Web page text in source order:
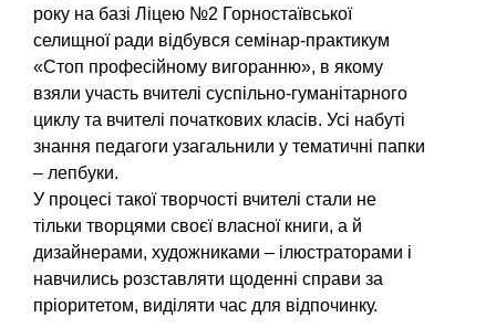
року на базі Ліцею №2 Горностаївської
селищної ради відбувся семінар-практикум
«Стоп професійному вигоранню», в якому
взяли участь вчителі суспільно-гуманітарного
циклу та вчителі початкових класів. Усі набуті
знання педагоги узагальнили у тематичні папки
– лепбуки.
У процесі такої творчості вчителі стали не
тільки творцями своєї власної книги, а й
дизайнерами, художниками – ілюстраторами і
навчились розставляти щоденні справи за
пріоритетом, виділяти час для відпочинку.